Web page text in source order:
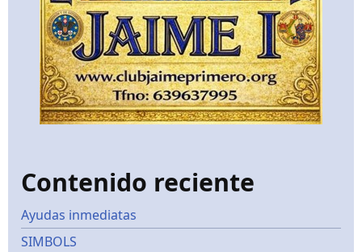
Contenido reciente
Ayudas inmediatas
SIMBOLS